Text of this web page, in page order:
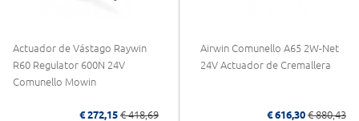
Actuador de Vástago Raywin
R60 Regulator 600N 24V
Comunello Mowin
€ 272,15 € 418,69
Airwin Comunello A65 2W-Net
24V Actuador de Cremallera
€ 616,30 € 880,43